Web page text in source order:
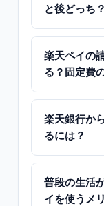
と後どっち？
楽天ペイの
る？固定費
楽天銀行か
るには？
普段の生活
イを使うメ